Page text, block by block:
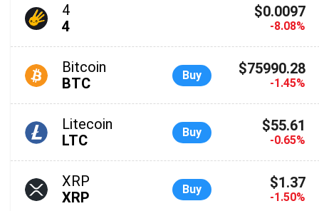
4
4
$0.0097
-8.08%
Bitcoin
BTC
Buy $75990.28
-1.45%
Litecoin
LTC
Buy $55.61
-0.65%
XRP
XRP
Buy $1.37
-1.50%